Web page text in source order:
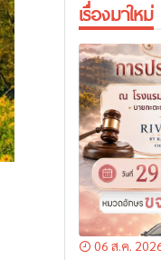
เรื่องมาใหม่
06 ส.ค.